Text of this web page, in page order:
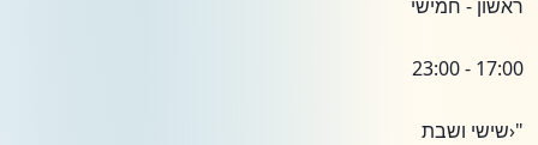
ראשון - חמישי
17:00 - 23:00
"‹שישי ושבת